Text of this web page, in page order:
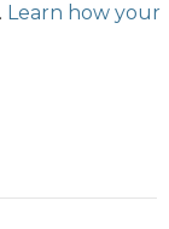
Learn how your